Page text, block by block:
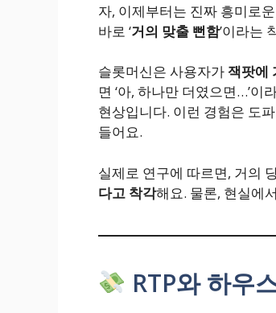
자, 이제부터는 진짜 흥미로
바로 ‘거의 맞출 뻔함’이라는
슬롯머신은 사용자가잭팟에
면 ‘아, 하나만 더였으면…’이
현상입니다. 이런 경험은 도
들어요.
실제로 연구에 따르면, 거의
다고 착각해요. 물론, 현실에
RTP와 하우